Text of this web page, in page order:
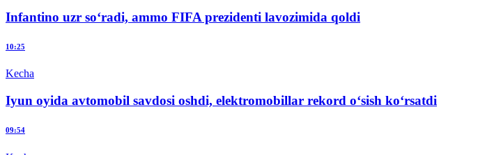
Infantino uzr so‘radi, ammo FIFA prezidenti lavozimida qoldi
10:25
Kecha
Iyun oyida avtomobil savdosi oshdi, elektromobillar rekord o‘sish ko‘rsatdi
09:54